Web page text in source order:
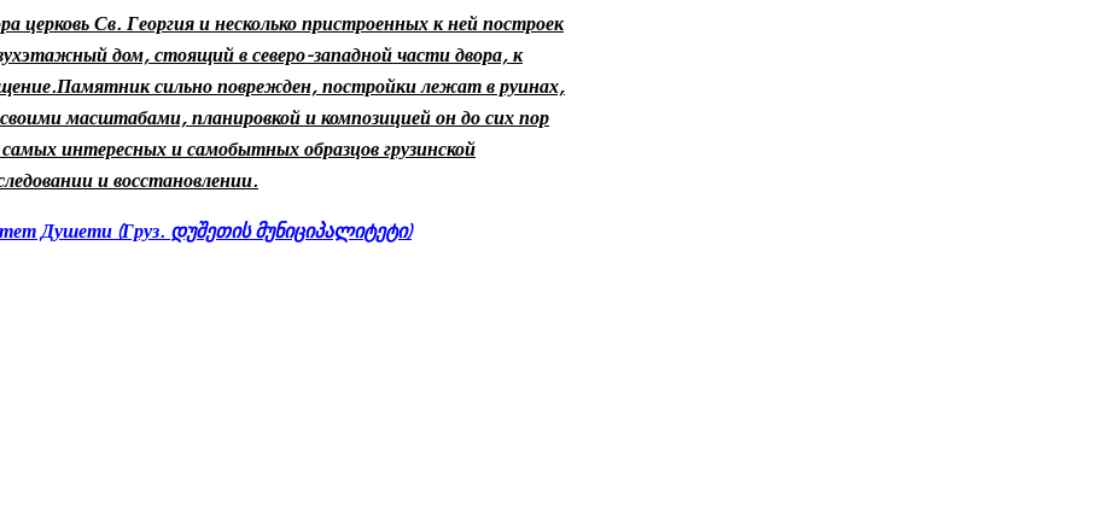
церковь Св. Георгия и несколько пристроенных к ней построек
дом, стоящий в северо-западной части двора, к
сильно поврежден, постройки лежат в руинах,
масштабами, планировкой и композицией он до сих пор
интересных и самобытных образцов грузинской
и восстановлении.
Душети (Груз. დუშეთის მუნიციპალიტეტი)